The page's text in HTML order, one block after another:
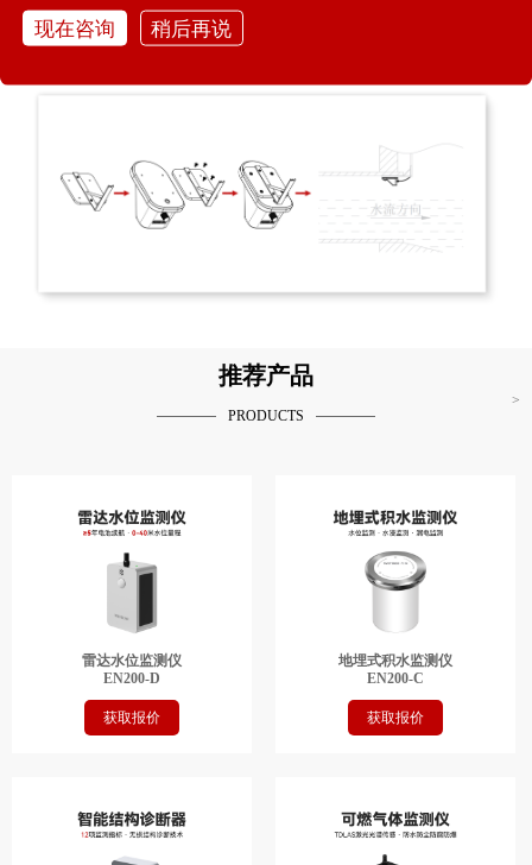
4、防护设计：IP68防水
推荐产品
PRODUCTS
>
雷达水位监测仪
EN200-D
获取报价
地埋式积水监测仪
EN200-C
获取报价
现在咨询 稍后再说